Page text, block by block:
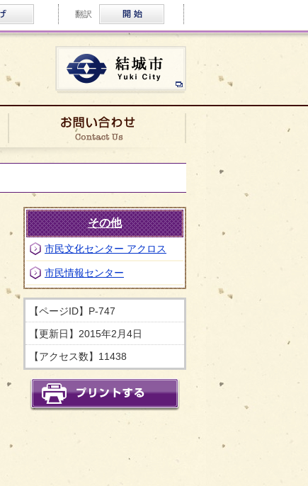
ふりがな・音声読み上げ
翻訳 Multilingual
その他
市民文化センター アクロス
市民情報センター
【ページID】 P-747
【更新日】 2015年2月4日
【アクセス数】 11438
印刷する